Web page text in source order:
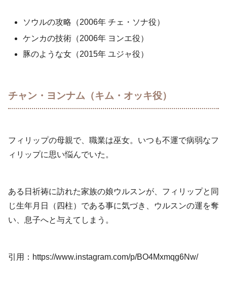
ソウルの攻略（2006年 チェ・ソナ役）
ケンカの技術（2006年 ヨンエ役）
豚のような女（2015年 ユジャ役）
チャン・ヨンナム（キム・オッキ役）
フィリップの母親で、職業は巫女。いつも不運で病弱なフ
ィリップに思い悩んでいた。
ある日祈祷に訪れた家族の娘ウルスンが、フィリップと同
じ生年月日（四柱）である事に気づき、ウルスンの運を奪
い、息子へと与えてしまう。
引用：https://www.instagram.com/p/BO4Mxmqg6Nw/